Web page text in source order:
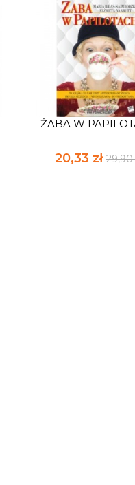
ŻABA W
20,33 zł 29,90